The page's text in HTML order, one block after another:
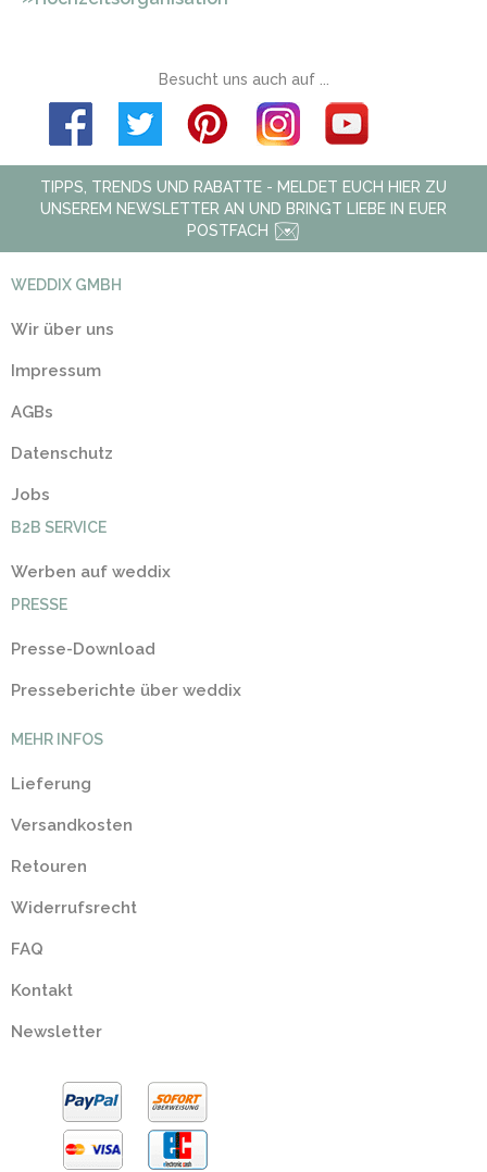
Besucht uns auch auf ...
TIPPS, TRENDS UND RABATTE - MELDET EUCH HIER ZU
UNSEREM NEWSLETTER AN UND BRINGT LIEBE IN EUER
POSTFACH
WEDDIX GMBH
Wir über uns
Impressum
AGBs
Datenschutz
Jobs
B2B SERVICE
Werben auf weddix
PRESSE
Presse-Download
Presseberichte über weddix
MEHR INFOS
Lieferung
Versandkosten
Retouren
Widerrufsrecht
FAQ
Kontakt
Newsletter